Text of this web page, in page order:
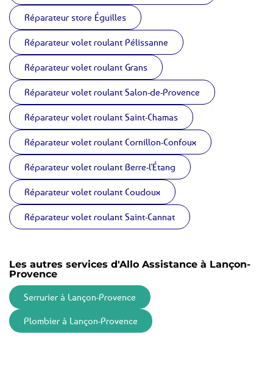
Réparateur store Éguilles
Réparateur volet roulant Pélissanne
Réparateur volet roulant Grans
Réparateur volet roulant Salon-de-Provence
Réparateur volet roulant Saint-Chamas
Réparateur volet roulant Cornillon-Confoux
Réparateur volet roulant Berre-l'Étang
Réparateur volet roulant Coudoux
Réparateur volet roulant Saint-Cannat
Les autres services d'Allo Assistance à Lançon-
Provence
Serrurier à Lançon-Provence
Plombier à Lançon-Provence